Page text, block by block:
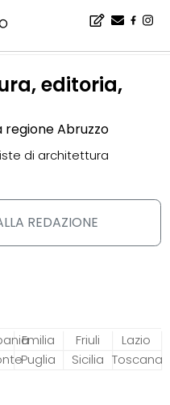
editoria,
regione Abruzzo
di architettura
REDAZIONE
Emilia Friuli
Lazio
Puglia Sicilia Toscana